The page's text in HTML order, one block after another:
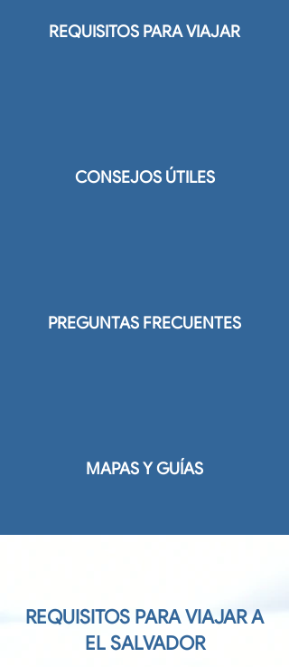
REQUISITOS PARA VIAJAR
CONSEJOS ÚTILES
PREGUNTAS FRECUENTES
MAPAS Y GUÍAS
REQUISITOS PARA VIAJAR A
EL SALVADOR